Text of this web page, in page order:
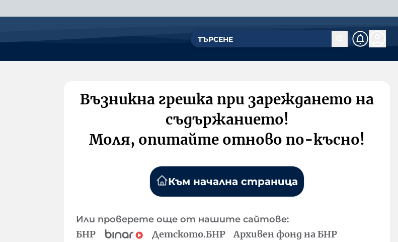
Възникна грешка при зареждането на
съдържанието!
Моля, опитайте отново по-късно!
Към начална страница
Или проверете още от нашите сайтове:
БНР Детското.БНР Архивен фонд на БНР